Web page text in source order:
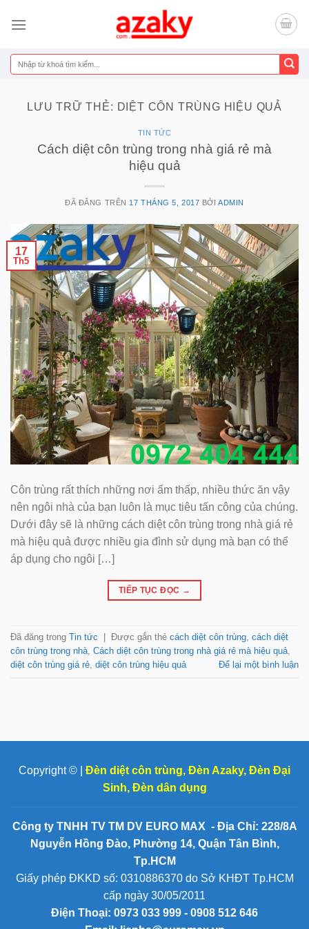
đến
dung
Tìm
kiếm:
LƯU TRỮ THẺ: DIỆT CÔN TRÙNG HIỆU QUẢ
TIN TỨC
Cách diệt côn trùng trong nhà giá rẻ mà
hiệu quả
ĐÃ ĐĂNG TRÊN 17 THÁNG 5, 2017 BỞIADMIN
17
Th5
Côn trùng rất thích những nơi ẩm thấp, nhiều thức ăn vậy
nên ngôi nhà của bạn luôn là mục tiêu tấn công của chúng.
Dưới đây sẽ là những cách diệt côn trùng trong nhà giá rẻ
mà hiệu quả được nhiều gia đình sử dụng mà bạn có thể
áp dụng cho ngôi […]
TIẾP TỤC ĐỌC →
Đã đăng trong Tin tức Được gắn thẻ cách diệt côn trùng, cách diệt
côn trùng trong nhà, Cách diệt côn trùng trong nhà giá rẻ mà hiệu quả,
diệt côn trùng giá rẻ, diệt côn trùng hiệu quả Để lại một bình luận
Copyright © | Đèn diệt côn trùng, Đèn Azaky, Đèn Đại
Sinh, Đèn dân dụng
Công ty TNHH TV TM DV EURO MAX - Địa Chỉ: 228/8A
Nguyễn Hồng Đào, Phường 14, Quận Tân Bình,
Tp.HCM
Giấy phép ĐKKD số: 0310886370 do Sở KHĐT Tp.HCM
cấp ngày 30/05/2011
Điện Thoại: 0973 033 999 - 0908 512 646